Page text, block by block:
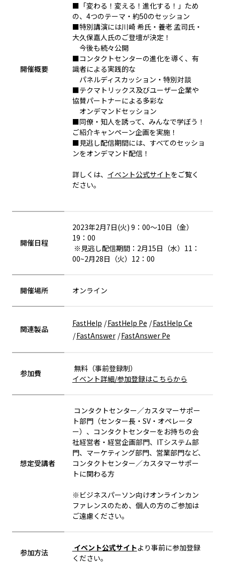
開催概要
■「変わる！変える！進化する！」ため
の、4つのテーマ・約50のセッション
■特別講演には川崎 希氏・養老 孟司氏・
大久保嘉人氏のご登壇が決定！
今後も続々公開
■コンタクトセンターの進化を導く、有
識者による実践的な
パネルディスカッション・特別対談
■テクマトリックス及びユーザー企業や
協賛パートナーによる多彩な
オンデマンドセッション
■同僚・知人を誘って、みんなで学ぼう！
ご紹介キャンペーン企画を実施！
■見逃し配信期間には、すべてのセッショ
ンをオンデマンド配信！
詳しくは、 イベント公式サイトをご覧く
ださい。
開催日程
2023年2月7日(火) 9：00～10日（金）
19：00
※見逃し配信期間：2月15日（水）11：
00~2月28日（火）12：00
開催場所 オンライン
関連製品
FastHelp FastHelp Pe
FastHelp Ce
FastAnswer
FastAnswer Pe
参加費
無料（事前登録制）
イベント詳細/参加登録はこちらから
想定受講者
コンタクトセンター／カスタマーサポー
ト部門（センター長・SV・オペレータ
ー）、コンタクトセンターをお持ちの会
社経営者・経営企画部門、ITシステム部
門、マーケティング部門、営業部門など、
コンタクトセンター／カスタマーサポー
トに関わる方
※ビジネスパーソン向けオンラインカン
ファレンスのため、個⼈の⽅のご参加は
ご遠慮ください。
参加方法 イベント公式サイトより事前に参加登録
ください。